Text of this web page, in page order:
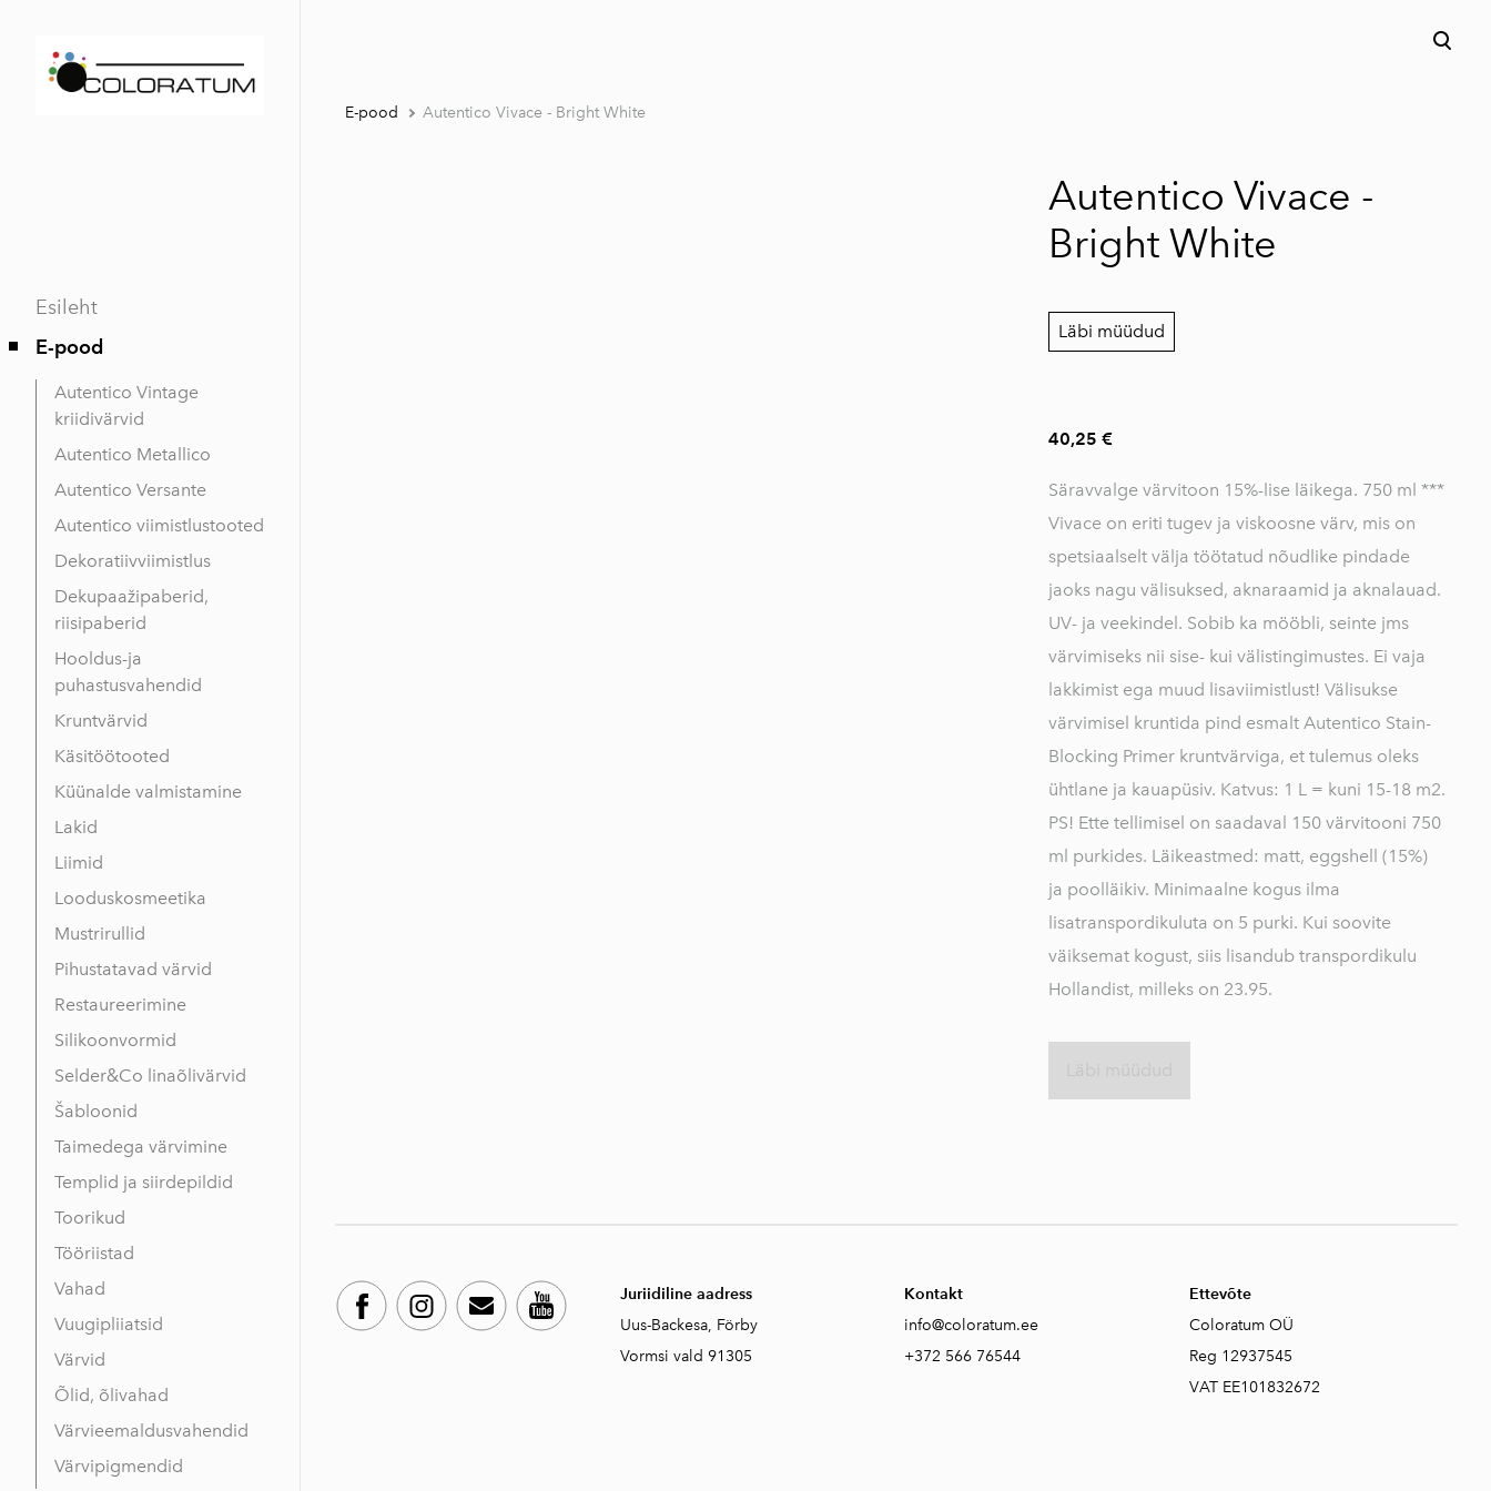
Esileht
E-pood
Autentico Vintage
kriidivärvid
Autentico Metallico
Autentico Versante
Autentico viimistlustooted
Dekoratiivviimistlus
Dekupaažipaberid,
riisipaberid
Hooldus-ja
puhastusvahendid
Kruntvärvid
Käsitöötooted
Küünalde valmistamine
Lakid
Liimid
Looduskosmeetika
Mustrirullid
Pihustatavad värvid
Restaureerimine
Silikoonvormid
Selder&Co linaõlivärvid
Šabloonid
Taimedega värvimine
Templid ja siirdepildid
Toorikud
Tööriistad
Vahad
Vuugipliiatsid
Värvid
Õlid, õlivahad
Värvieemaldusvahendid
Värvipigmendid
E-pood Autentico Vivace - Bright White
Autentico Vivace -
Bright White
Läbi müüdud
40,25 €
Säravvalge värvitoon 15%-lise läikega. 750 ml ***
Vivace on eriti tugev ja viskoosne värv, mis on
spetsiaalselt välja töötatud nõudlike pindade
jaoks nagu välisuksed, aknaraamid ja aknalauad.
UV- ja veekindel. Sobib ka mööbli, seinte jms
värvimiseks nii sise- kui välistingimustes. Ei vaja
lakkimist ega muud lisaviimistlust! Välisukse
värvimisel kruntida pind esmalt Autentico Stain-
Blocking Primer kruntvärviga, et tulemus oleks
ühtlane ja kauapüsiv. Katvus: 1 L = kuni 15-18 m2.
PS! Ette tellimisel on saadaval 150 värvitooni 750
ml purkides. Läikeastmed: matt, eggshell (15%)
ja poolläikiv. Minimaalne kogus ilma
lisatranspordikuluta on 5 purki. Kui soovite
väiksemat kogust, siis lisandub transpordikulu
Hollandist, milleks on 23.95.
Juriidiline aadress
Uus-Backesa, Förby
Vormsi vald 91305
Kontakt
info@coloratum.ee
+372 566 76544
Ettevõte
Coloratum OÜ
Reg 12937545
VAT EE101832672